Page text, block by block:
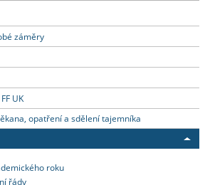
záměry
UK
opatření a sdělení tajemníka
roku
řády